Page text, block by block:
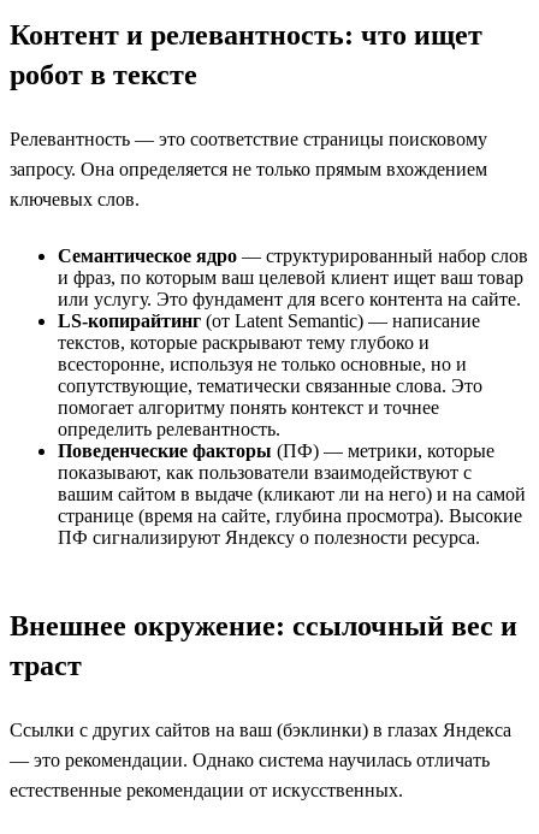
Контент и релевантность: что ищет
робот в тексте
Релевантность — это соответствие страницы поисковому
запросу. Она определяется не только прямым вхождением
ключевых слов.
Семантическое ядро — структурированный набор слов
и фраз, по которым ваш целевой клиент ищет ваш товар
или услугу. Это фундамент для всего контента на сайте.
LS-копирайтинг (от Latent Semantic) — написание
текстов, которые раскрывают тему глубоко и
всесторонне, используя не только основные, но и
сопутствующие, тематически связанные слова. Это
помогает алгоритму понять контекст и точнее
определить релевантность.
Поведенческие факторы (ПФ) — метрики, которые
показывают, как пользователи взаимодействуют с
вашим сайтом в выдаче (кликают ли на него) и на самой
странице (время на сайте, глубина просмотра). Высокие
ПФ сигнализируют Яндексу о полезности ресурса.
Внешнее окружение: ссылочный вес и
траст
Ссылки с других сайтов на ваш (бэклинки) в глазах Яндекса
— это рекомендации. Однако система научилась отличать
естественные рекомендации от искусственных.